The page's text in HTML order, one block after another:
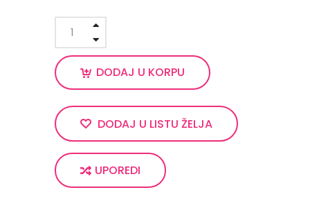
DODAJ U KORPU
DODAJ U LISTU ŽELJA
UPOREDI